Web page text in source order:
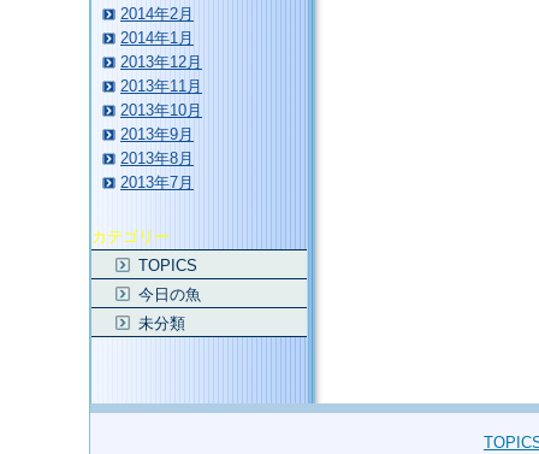
2014年2月
2014年1月
2013年12月
2013年11月
2013年10月
2013年9月
2013年8月
2013年7月
カテゴリー
TOPICS
今日の魚
未分類